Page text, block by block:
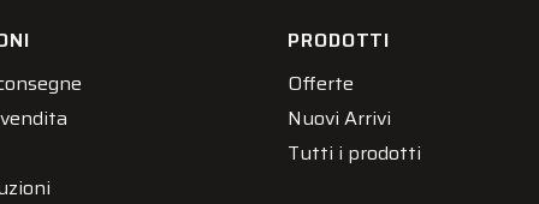
PRODOTTI
Offerte
Nuovi Arrivi
Tutti i prodotti